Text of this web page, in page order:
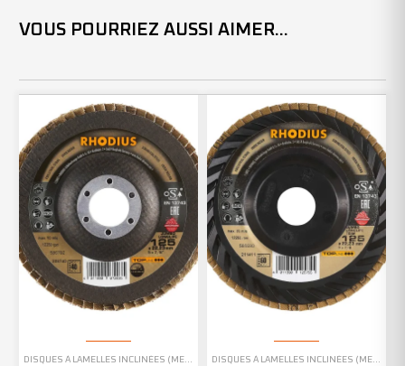
VOUS POURRIEZ AUSSI AIMER...
DISQUES À LAMELLES INCLINÉES (MEULAGE) DISQUES À LAMELLES INCLINÉES (MEULAGE)